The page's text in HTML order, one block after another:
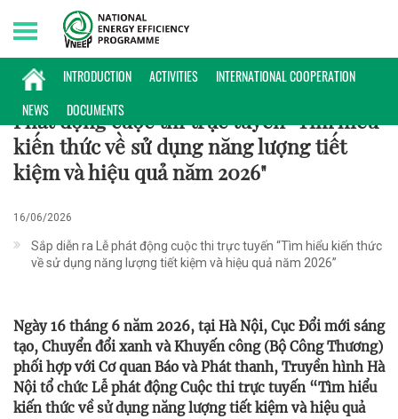
INTRODUCTION ACTIVITIES
INTERNATIONAL COOPERATION
NEWS
DOCUMENTS
Saturday, 08/08/2026 | 23:47 GMT+7
HOẠT ĐỘNG
Phát động cuộc thi trực tuyến "Tìm hiểu
kiến thức về sử dụng năng lượng tiết
kiệm và hiệu quả năm 2026"
16/06/2026
Sắp diễn ra Lễ phát động cuộc thi trực tuyến “Tìm hiểu kiến thức
về sử dụng năng lượng tiết kiệm và hiệu quả năm 2026”
Ngày 16 tháng 6 năm 2026, tại Hà Nội, Cục Đổi mới sáng
tạo, Chuyển đổi xanh và Khuyến công (Bộ Công Thương)
phối hợp với Cơ quan Báo và Phát thanh, Truyền hình Hà
Nội tổ chức Lễ phát động Cuộc thi trực tuyến “Tìm hiểu
kiến thức về sử dụng năng lượng tiết kiệm và hiệu quả